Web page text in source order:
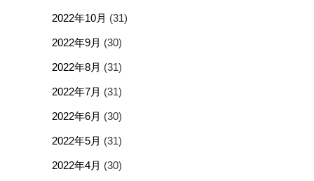
2022年10月 (31)
2022年9月 (30)
2022年8月 (31)
2022年7月 (31)
2022年6月 (30)
2022年5月 (31)
2022年4月 (30)